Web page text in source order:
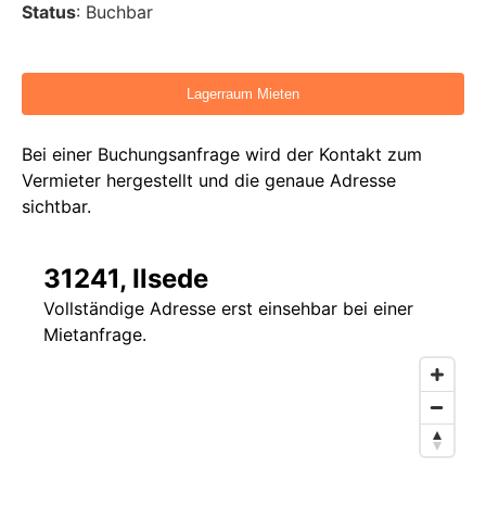
Status: Buchbar
Bei einer Buchungsanfrage wird der Kontakt zum
Vermieter hergestellt und die genaue Adresse
sichtbar.
31241, Ilsede
Vollständige Adresse erst einsehbar bei einer
Mietanfrage.